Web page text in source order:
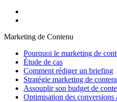
Marketing de Contenu
Pourquoi le marketing de
Étude de cas
Comment rédiger un briefing
Stratégie marketing de
Assouplir son budget de
Optimisation des conversions